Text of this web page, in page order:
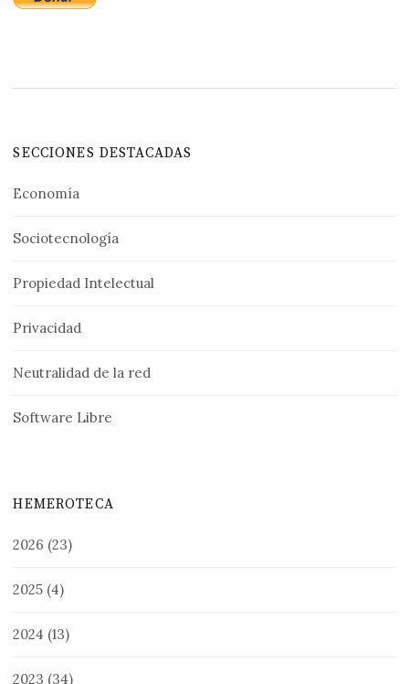
SECCIONES DESTACADAS
Economía
Sociotecnología
Propiedad Intelectual
Privacidad
Neutralidad de la red
Software Libre
HEMEROTECA
2026 (23)
2025 (4)
2024 (13)
2023 (34)